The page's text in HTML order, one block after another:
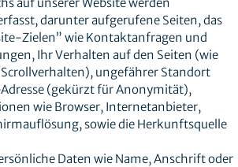
darunter aufgerufene Seiten, das
Zielen” wie Kontaktanfragen und
Ihr Verhalten auf den Seiten (wie
ungefährer Standort
(gekürzt für Anonymität),
wie Browser, Internetanbieter,
sowie die Herkunftsquelle
Daten wie Name, Anschrift oder